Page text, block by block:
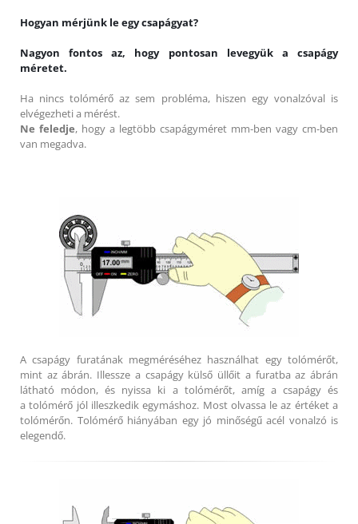
Hogyan mérjünk le egy csapágyat?
Nagyon fontos az, hogy pontosan levegyük a csapágy
méretet.
Ha nincs tolómérő az sem probléma, hiszen egy vonalzóval is
elvégezheti a mérést.
Ne feledje, hogy a legtöbb csapágyméret mm-ben vagy cm-ben
van megadva.
A csapágy furatának megméréséhez használhat egy tolómérőt,
mint az ábrán. Illessze a csapágy külső üllőit a furatba az ábrán
látható módon, és nyissa ki a tolómérőt, amíg a csapágy és
a tolómérő jól illeszkedik egymáshoz. Most olvassa le az értéket a
tolómérőn. Tolómérő hiányában egy jó minőségű acél vonalzó is
elegendő.